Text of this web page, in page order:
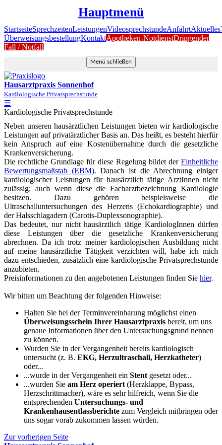
Hauptmenü
StartseiteSprechzeitenLeistungenVideosprechstundeAnfahrtAktuelles
ÜberweisungsbestellungKontaktApotheken-NotdienstDringender
Fall / Notfall
Menü schließen
Hausarztpraxis Sonnenhof
Kardiologische Privatsprechstunde
☰
Kardiologische Privatsprechstunde
Neben unseren hausärztlichen Leistungen bieten wir kardiologische
Leistungen auf privatärztlicher Basis an. Das heißt, es besteht hierfür
kein Anspruch auf eine Kostenübernahme durch die gesetzliche
Krankenversicherung.
Die rechtliche Grundlage für diese Regelung bildet der Einheitliche
Bewertungsmaßstab (EBM). Danach ist die Abrechnung einiger
kardiologischer Leistungen für hausärztlich tätige ÄrztInnen nicht
zulässig; auch wenn diese die Facharztbezeichnung Kardiologie
besitzen. Dazu gehören beispielsweise die
Ultraschalluntersuchungen des Herzens (Echokardiographie) und
der Halsschlagadern (Carotis-Duplexsonographie).
Das bedeutet, nur nicht hausärztlich tätige KardiologInnen dürfen
diese Leistungen über die gesetzliche Krankenversicherung
abrechnen. Da ich trotz meiner kardiologischen Ausbildung nicht
auf meine hausärztliche Tätigkeit verzichten will, habe ich mich
dazu entschieden, zusätzlich eine kardiologische Privatsprechstunde
anzubieten.
Preisinformationen zu den angebotenen Leistungen finden Sie hier.
Wir bitten um Beachtung der folgenden Hinweise:
Halten Sie bei der Terminvereinbarung möglichst einen
Überweisungsschein Ihrer Hausarztpraxis bereit, um uns
genaue Informationen über den Untersuchungsgrund nennen
zu können.
Wurden Sie in der Vergangenheit bereits kardiologisch
untersucht (z. B. EKG, Herzultraschall, Herzkatheter)
oder...
...wurde in der Vergangenheit ein Stent gesetzt oder...
...wurden Sie am Herz operiert (Herzklappe, Bypass,
Herzschrittmacher), wäre es sehr hilfreich, wenn Sie die
entsprechenden Untersuchungs- und
Krankenhausentlassberichte zum Vergleich mitbringen oder
uns sogar vorab zukommen lassen würden.
Zur vorherigen Seite